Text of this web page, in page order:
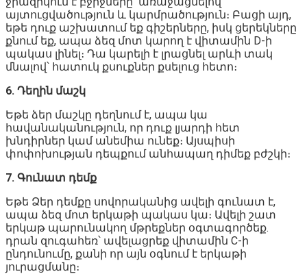
այտուցվածություն և կարմրածություն։ Բացի այդ,
եթե դուք աշխատում եք գիշերները, իսկ ցերեկները
քնում եք, ապա ձեզ մոտ կարող է վիտամին D-ի
պակաս լինել։ Դա կարելի է լրացնել արևի տակ
մնալով՝ հատուկ քսուքներ քսելուց հետո։
6. Դեղին մաշկ
Եթե ձեր մաշկը դեղնում է, ապա կա
հավանականություն, որ դուք լյարդի հետ
խնդիրներ կամ անեմիա ունեք։ Այսպիսի
փոփոխության դեպքում անհապաղ դիմեք բժշկի։
7. Գունատ դեմք
Եթե Ձեր դեմքը սովորականից ավելի գունատ է,
ապա ձեզ մոտ երկաթի պակաս կա։ Ավելի շատ
երկաթ պարունակող մթրեքներ օգտագործեք.
դրան զուգահեռ՝ ավելացրեք վիտամին C-ի
ընդունումը, քանի որ այն օգնում է երկաթի
յուրացմանը։